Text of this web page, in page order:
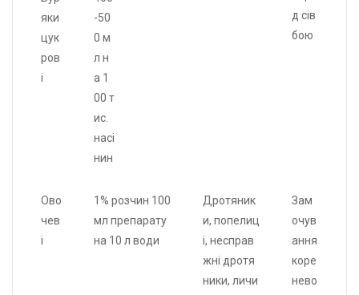
д сів
бою
яки
цук
ров
і
-50
0 м
л н
а 1
00 т
ис.
насі
нин
Ово
чев
і
1% розчин 100
мл препарату
на 10 л води
Дротяник
и, попелиц
і, несправ
жні дротя
ники, личи
Зам
очув
ання
коре
нево